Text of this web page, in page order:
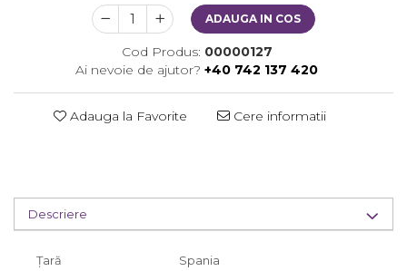
ADAUGA IN COS
Cod Produs: 00000127
Ai nevoie de ajutor? +40 742 137 420
Adauga la Favorite Cere informatii
Descriere
Țară Spania